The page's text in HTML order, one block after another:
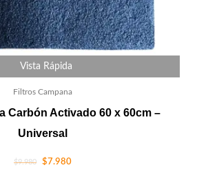
Vista Rápida
Filtros Campana
Carbón Activado 60 x 60cm –
Universal
$9.980 $7.980